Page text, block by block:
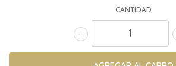
CANTIDAD
-